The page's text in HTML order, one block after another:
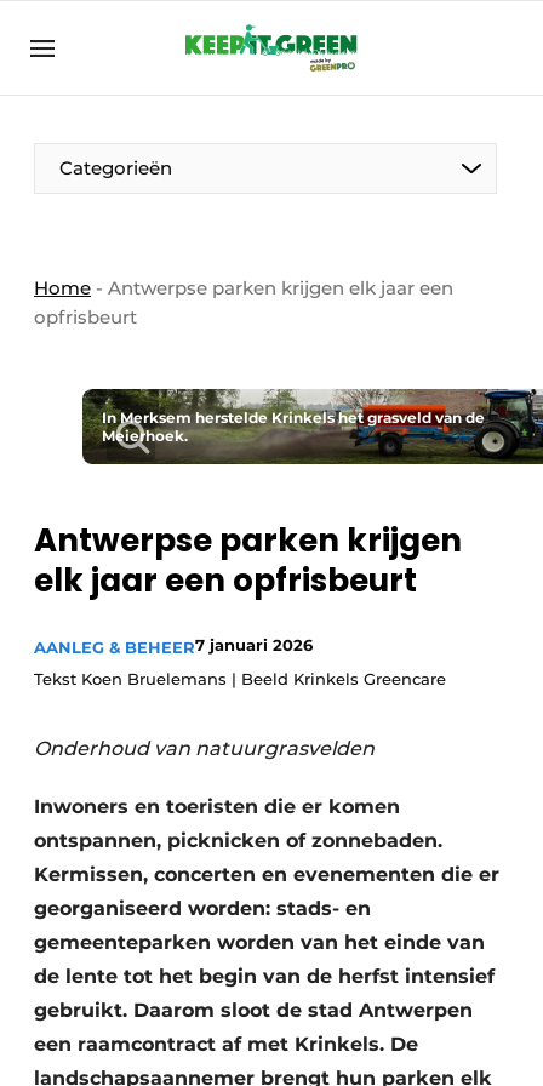
NL ENG FR
Categorieën
Home - Antwerpse parken krijgen elk jaar een
opfrisbeurt
In Merksem herstelde Krinkels het grasveld van de
Meierhoek.
Antwerpse parken krijgen
elk jaar een opfrisbeurt
AANLEG & BEHEER7 januari 2026
Tekst Koen Bruelemans | Beeld Krinkels Greencare
Onderhoud van natuurgrasvelden
Inwoners en toeristen die er komen
ontspannen, picknicken of zonnebaden.
Kermissen, concerten en evenementen die er
georganiseerd worden: stads- en
gemeenteparken worden van het einde van
de lente tot het begin van de herfst intensief
gebruikt. Daarom sloot de stad Antwerpen
een raamcontract af met Krinkels. De
landschapsaannemer brengt hun parken elk